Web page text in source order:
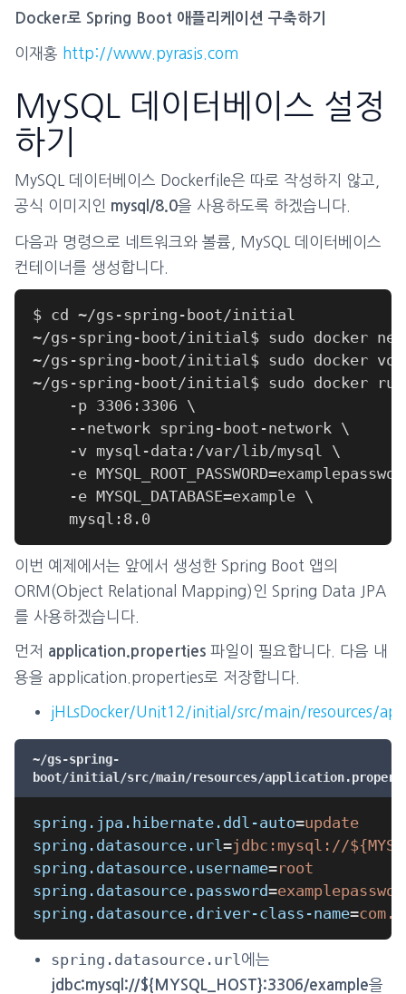
Docker로 Spring Boot 애플리케이션 구축하기
이재홍 http://www.pyrasis.com
MySQL 데이터베이스 설정
하기
MySQL 데이터베이스 Dockerfile은 따로 작성하지 않고,
공식 이미지인 mysql/8.0을 사용하도록 하겠습니다.
다음과 명령으로 네트워크와 볼륨, MySQL 데이터베이스
컨테이너를 생성합니다.
이번 예제에서는 앞에서 생성한 Spring Boot 앱의
ORM(Object Relational Mapping)인 Spring Data JPA
를 사용하겠습니다.
먼저 application.properties 파일이 필요합니다. 다음 내
용을 application.properties로 저장합니다.
jHLsDocker/Unit12/initial/src/main/resources/
~/gs-spring-
boot/initial/src/main/resources/
spring.jpa.hibernate.ddl-auto=update
spring.datasource.url =jdbc:mysql://
spring.datasource.username=root
spring.datasource.password=
spring.datasource.driver-class-name=
spring.datasource.url에는
jdbc:mysql://${MYSQL_HOST}:3306/example을